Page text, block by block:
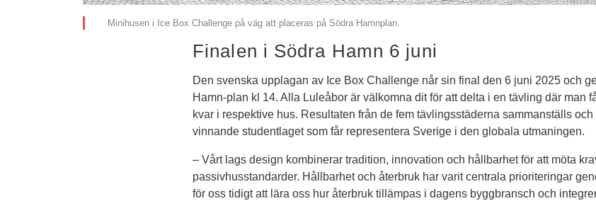
Minihusen i Ice Box Challenge på väg att placeras på Södra Hamnplan.
Finalen i Södra Hamn 6 juni
Den svenska upplagan av Ice Box Challenge når sin final den 6 juni 2025 och
Hamn-plan kl 14. Alla Luleåbor är välkomna dit för att delta i en tävling där man
kvar i respektive hus. Resultaten från de fem tävlingsstäderna sammanställs
vinnande studentlaget som får representera Sverige i den globala utmaningen.
– Vårt lags design kombinerar tradition, innovation och hållbarhet för att möta
passivhusstandarder. Hållbarhet och återbruk har varit centrala prioriteringar
för oss tidigt att lära oss hur återbruk tillämpas i dagens byggbransch och